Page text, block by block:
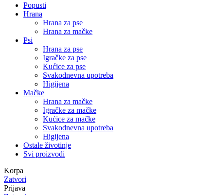
Popusti
Hrana
Hrana za pse
Hrana za mačke
Psi
Hrana za pse
Igračke za pse
Kućice za pse
Svakodnevna upotreba
Higijena
Mačke
Hrana za mačke
Igračke za mačke
Kućice za mačke
Svakodnevna upotreba
Higijena
Ostale životinje
Svi proizvodi
Korpa
Zatvori
Prijava